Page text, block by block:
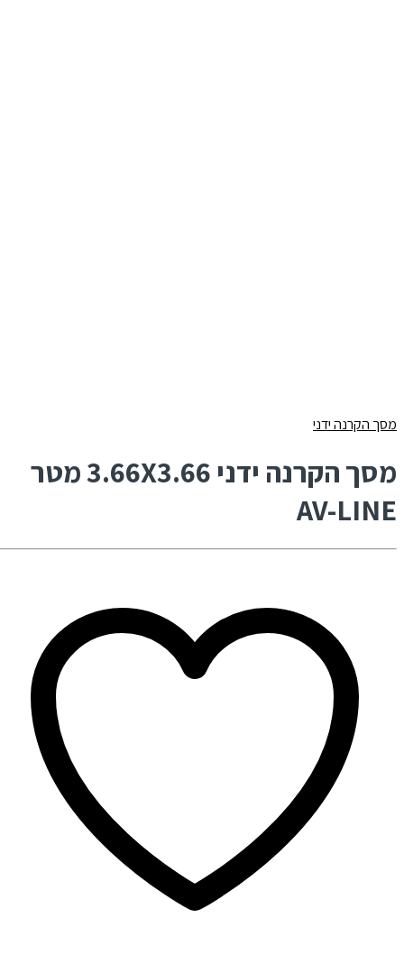
מסך הקרנה ידני
מסך הקרנה ידני 3.66X3.66 מטר
AV-LINE